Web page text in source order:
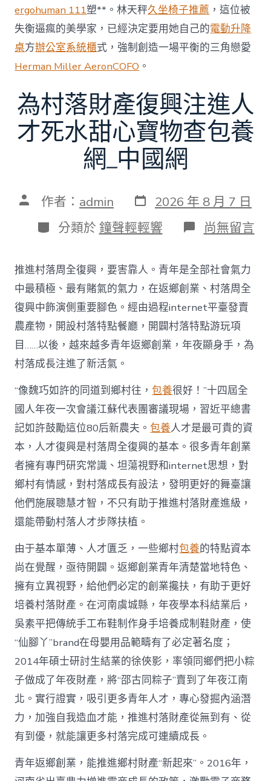
ergohuman 111塑**。林天秤久坐椅子推薦 ，這位被
失衡逼瘋的美學家，已經決定要用她自己的電動升降
桌方辦公室系統櫃式，強制創造一場平衡的三角戀愛
Herman Miller AeronCOFO 。
為村落財產復興注進人
才死水甜心寶物查包養
網_中國網
文 作者： admin 發
表
日
期
2026 年 8 月 7 日
分
類
分類於 鐘聲輕輕響 在
〈為
落
財
產
復
興
注
進
人
水
甜
心
寶
物
查
包
養
網
_
中
中
尚無留言
推進村落周全復興，要害靠人。青年是全部社會氣力
中最積極、最有賭氣的氣力，在返鄉創業、村落周全
復興中飾演側重要腳色。經由過程internet平臺發賣
農產物，開設村落特點餐廳，開闢村落特點游玩項
目……以後，越來越多青年返鄉創業，年夜顯身手，為
村落成長注進了新活氣。
“像魏巧如許的同道到鄉村往，包養很好！”十四屆全
國人年夜一次會議江蘇代表團審議現場，習近平總書
記如許鼓勵這位80后新農夫。包養人才是最可貴的資
本，人才復興是村落周全復興的基本。很多青年創業
者擁有專門研究常識、坦蕩視野和internet思想，對
鄉村有情感，對村落成長有設法，發明更好的舞臺讓
他們施展聰慧才智，不只有助于推進村落財產進級，
還能帶動村落人才步隊扶植。
由于基本單薄、人才匱乏，一些鄉村包養的特點資本
尚在覺醒，亟待開闢。返鄉創業青年清楚當地特色、
擁有立異視野，給他們必定的創業攙扶，有助于更好
培養村落財產。在河南虞城縣，年夜學本科結業后，
吳素平把傳統手工布鞋制作身手培養成制鞋財產，使
“仙腳丫”brand在母嬰用品範疇有了必定著名度；
2014年碩士研討生結業的徐俠影，率領同鄉們把小粽
子做成了年夜財產，將“邵古同粽子”賣到了年夜江南
北。實行證實，吸引更多青年人才，專心發掘內涵潛
力，加強自我造血才能，推進村落財產從無到有、從
有到優，就能讓更多村落完成可連續成長。
青年返鄉創業，能推進鄉村財產“新起來”。2016年，